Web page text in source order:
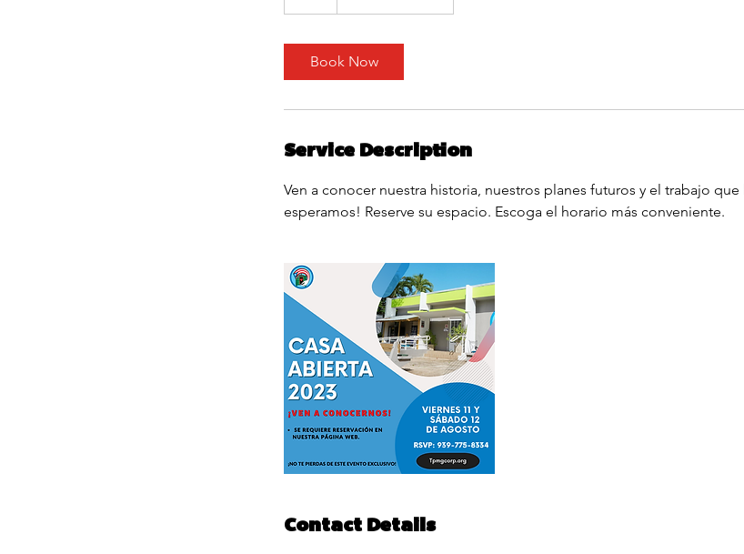
h
Book Now
Service Description
Ven a conocer nuestra historia, nuestros planes futuros y el trabajo que
esperamos! Reserve su espacio. Escoga el horario más conveniente.
Contact Details